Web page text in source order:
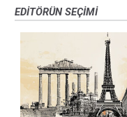
EDITÖRÜN SEÇIMI